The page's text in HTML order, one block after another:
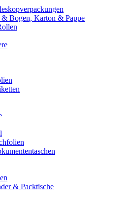
Bogen, Karton & Pappe
& Packtische